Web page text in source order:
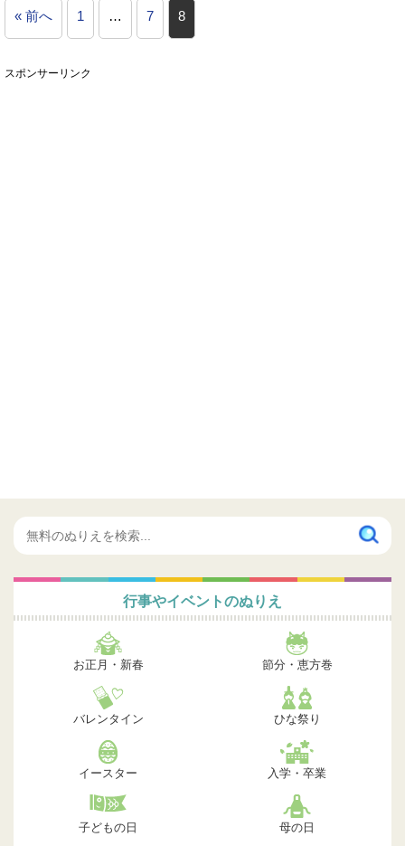
« 前へ 1 … 7 8
スポンサーリンク
行事やイベントのぬりえ
お正月・新春 節分・恵方巻
バレンタイン ひな祭り
イースター 入学・卒業
子どもの日 母の日